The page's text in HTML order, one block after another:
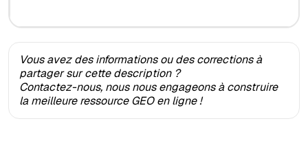
Vous avez des informations ou des corrections à
partager sur cette description ?
Contactez-nous, nous nous engageons à construire
la meilleure ressource GEO en ligne !